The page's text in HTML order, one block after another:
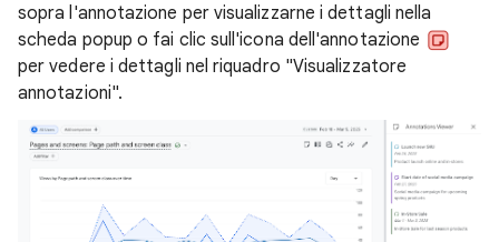
sopra l'annotazione per visualizzarne i dettagli nella
scheda popup o fai clic sull'icona dell'annotazione
per vedere i dettagli nel riquadro "Visualizzatore
annotazioni".